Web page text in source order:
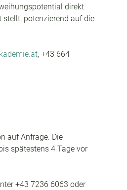
direkt
stellt, potenzierend auf die
, +43 664
auf Anfrage. Die
spätestens 4 Tage vor
+43 7236 6063 oder